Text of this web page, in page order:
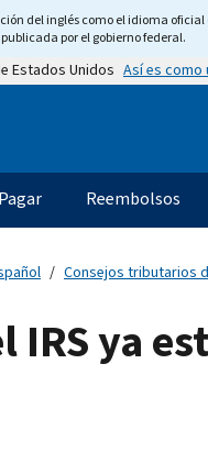
del inglés como el idioma
por el gobierno federal.
Estados Unidos Así es
Pagar Reembolsos
Consejos tributarios
IRS ya